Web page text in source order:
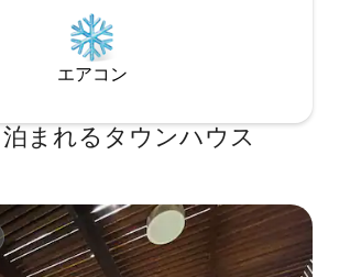
エアコン
まれるタウンハウス